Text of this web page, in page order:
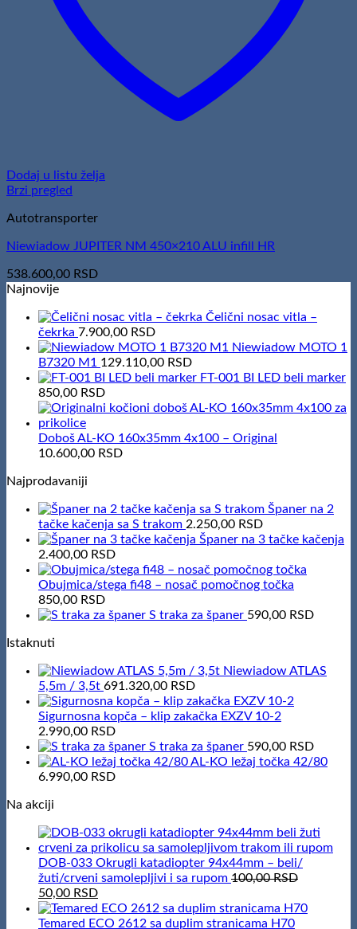
Dodaj u listu želja
Brzi pregled
Autotransporter
Niewiadow JUPITER NM 450×210 ALU infill HR
538.600,00 RSD
Najnovije
Čelični nosac vitla –
čekrka 7.900,00 RSD
Niewiadow MOTO 1
B7320 M1 129.110,00 RSD
FT-001 BI LED beli marker
850,00 RSD
Doboš AL-KO 160x35mm 4x100 – Original
10.600,00 RSD
Najprodavaniji
Španer na 2
tačke kačenja sa S trakom 2.250,00 RSD
Španer na 3 tačke kačenja
2.400,00 RSD
Obujmica/stega fi48 – nosač pomočnog točka
850,00 RSD
S traka za španer 590,00 RSD
Istaknuti
Niewiadow ATLAS
5,5m / 3,5t 691.320,00 RSD
Sigurnosna kopča – klip zakačka EXZV 10-2
2.990,00 RSD
S traka za španer 590,00 RSD
AL-KO ležaj točka 42/80
6.990,00 RSD
Na akciji
DOB-033 Okrugli katadiopter 94x44mm – beli/
žuti/crveni samolepljivi i sa rupom 100,00RSD
Original
price
was:
50,00 RSDCurrent
price
is:
Temared ECO 2612 sa duplim stranicama H70